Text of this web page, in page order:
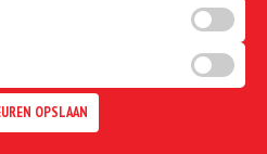
OPSLAAN